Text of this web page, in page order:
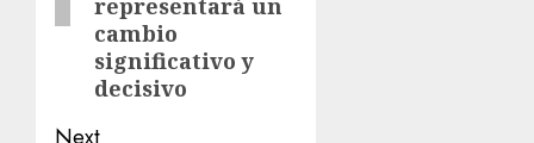
representará un
cambio
significativo y
decisivo